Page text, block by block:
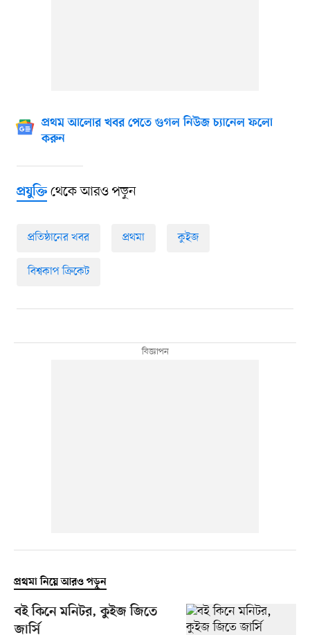
প্রথম আলোর খবর পেতে গুগল নিউজ চ্যানেল ফলো
করুন
প্রযুক্তিথেকে আরও পড়ুন
প্রতিষ্ঠানের খবর প্রথমা কুইজ
বিশ্বকাপ ক্রিকেট
প্রথমা নিয়ে আরও পড়ুন
বই কিনে মনিটর, কুইজ জিতে
জার্সি